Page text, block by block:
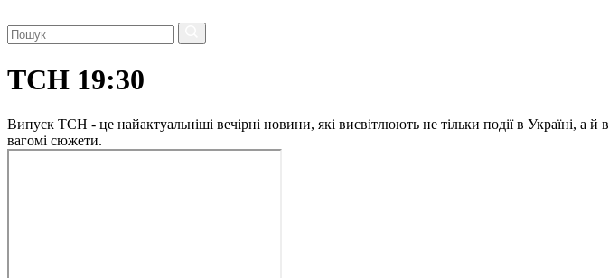
ТСН 19:30
Випуск ТСН - це найактуальніші вечірні новини, які висвітлюють не тільки події в Україні, а
вагомі сюжети.